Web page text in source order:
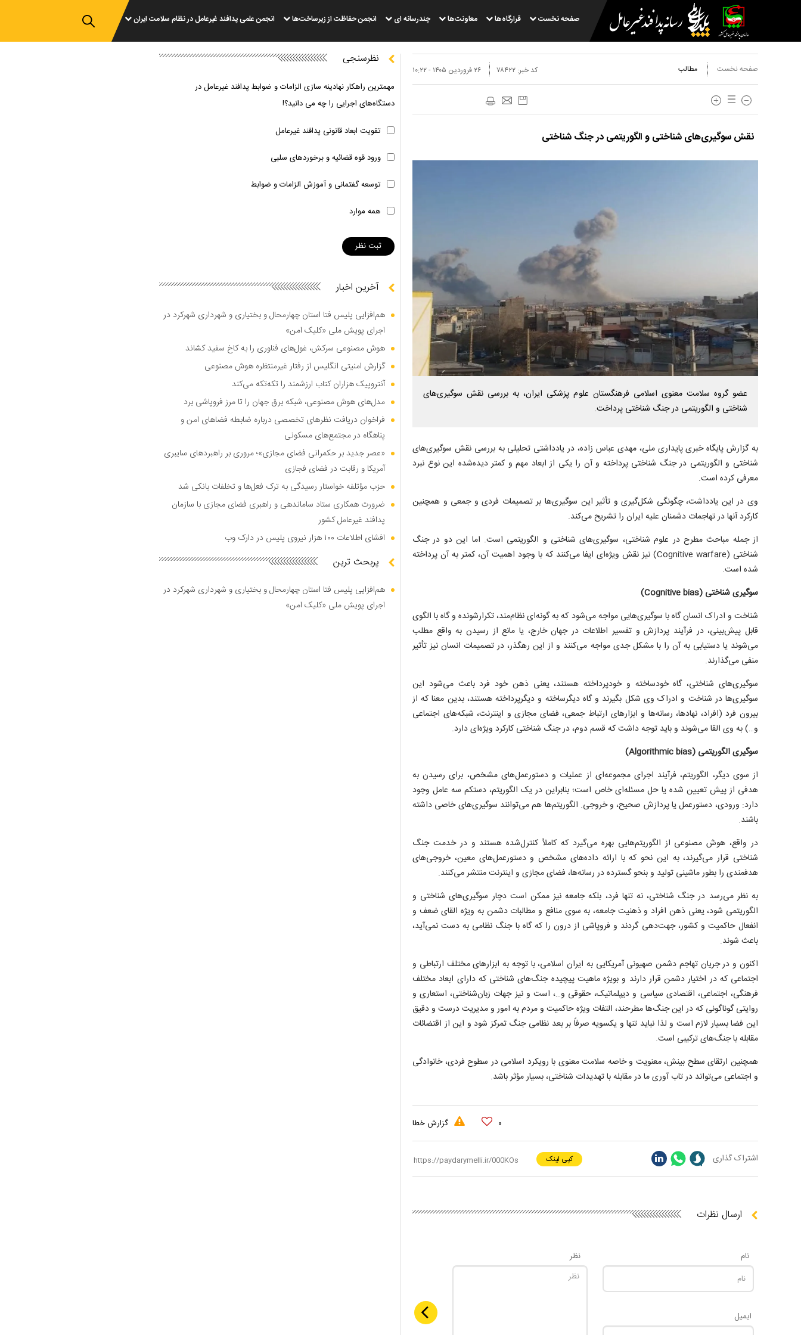
صفحه نخست قرارگاه‌ها معاونت‌ها چندرسانه ای انجمن حفاظت از زیرساخت‌ها انجمن علمی پدافند غیرعامل در نظام سلامت ایران
صفحه نخست مطالب ۲۶ فروردين ۱۴۰۵ - ۱۰:۲۲ کد خبر: ۷۸۴۲۲
نقش سوگیری‌های شناختی و الگوریتمی در جنگ شناختی
عضو گروه سلامت معنوی اسلامی فرهنگستان علوم پزشکی ایران، به بررسی نقش سوگیری‌های
شناختی و الگوریتمی در جنگ شناختی پرداخت.
به گزارش پایگاه خبری پایداری ملی، مهدی عباس زاده، در یادداشتی تحلیلی به بررسی نقش سوگیری‌های
شناختی و الگوریتمی در جنگ شناختی پرداخته و آن را یکی از ابعاد مهم و کمتر دیده‌شده این نوع نبرد
معرفی کرده است.
وی در این یادداشت، چگونگی شکل‌گیری و تأثیر این سوگیری‌ها بر تصمیمات فردی و جمعی و همچنین
کارکرد آنها در تهاجمات دشمنان علیه ایران را تشریح می‌کند.
از جمله مباحث مطرح در علوم شناختی، سوگیری‌های شناختی و الگوریتمی است. اما این دو در جنگ
شناختی (Cognitive warfare) نیز نقش ویژه‌ای ایفا می‌کنند که با وجود اهمیت آن، کمتر به آن پرداخته
شده است.
سوگیری شناختی (Cognitive bias)
شناخت و ادراک انسان گاه با سوگیری‌هایی مواجه می‌شود که به گونه‌ای نظام‌مند، تکرارشونده و گاه با الگوی
قابل پیش‌بینی، در فرآیند پردازش و تفسیر اطلاعات در جهان خارج، یا مانع از رسیدن به واقع مطلب
می‌شوند یا دستیابی به آن را با مشکل جدی مواجه می‌کنند و از این رهگذر، در تصمیمات انسان نیز تأثیر
منفی می‌گذارند.
سوگیری‌های شناختی، گاه خودساخته و خودپرداخته هستند، یعنی ذهن خود فرد باعث می‌شود این
سوگیری‌ها در شناخت و ادراک وی شکل بگیرند و گاه دیگرساخته و دیگرپرداخته هستند، بدین معنا که از
بیرون فرد (افراد، نهادها، رسانه‌ها و ابزار‌های ارتباط جمعی، فضای مجازی و اینترنت، شبکه‌های اجتماعی
و…) به وی القا می‌شوند و باید توجه داشت که قسم دوم، در جنگ شناختی کارکرد ویژه‌ای دارد.
سوگیری الگوریتمی (Algorithmic bias)
از سوی دیگر، الگوریتم، فرآیند اجرای مجموعه‌ای از عملیات و دستورعمل‌های مشخص، برای رسیدن به
هدفی از پیش تعیین شده یا حل مسئله‌ای خاص است؛ بنابراین در یک الگوریتم، دستکم سه عامل وجود
دارد: ورودی، دستورعمل یا پردازش صحیح، و خروجی. الگوریتم‌ها هم می‌توانند سوگیری‌های خاصی داشته
باشند.
در واقع، هوش مصنوعی از الگوریتم‌هایی بهره می‌گیرد که کاملاً کنترل‌شده هستند و در خدمت جنگ
شناختی قرار می‌گیرند، به این نحو که با ارائه داده‌های مشخص و دستورعمل‌های معین، خروجی‌های
هدفمندی را بطور ماشینی تولید و بنحو گسترده در رسانه‌ها، فضای مجازی و اینترنت منتشر می‌کنند.
به نظر می‌رسد در جنگ شناختی، نه تنها فرد، بلکه جامعه نیز ممکن است دچار سوگیری‌های شناختی و
الگوریتمی شود، یعنی ذهن افراد و ذهنیت جامعه، به سوی منافع و مطالبات دشمن به ویژه القای ضعف و
انفعال حاکمیت و کشور، جهت‌دهی گردند و فروپاشی از درون را که گاه با جنگ نظامی به دست نمی‌آید،
باعث شوند.
اکنون و در جریان تهاجم دشمن صهیونی آمریکایی به ایران اسلامی، با توجه به ابزار‌های مختلف ارتباطی و
اجتماعی که در اختیار دشمن قرار دارند و بویژه ماهیت پیچیده جنگ‌های شناختی که دارای ابعاد مختلف
فرهنگی، اجتماعی، اقتصادی سیاسی و دیپلماتیک، حقوقی و…، است و نیز جهات زبان‌شناختی، استعاری و
روایتی گوناگونی که در این جنگ‌ها مطرحند، التفات ویژه حاکمیت و مردم به امور و مدیریت درست و دقیق
این فضا بسیار لازم است و لذا نباید تنها و یکسویه صرفاً بر بعد نظامی جنگ تمرکز شود و این از اقتضائات
مقابله با جنگ‌های ترکیبی است.
همچنین ارتقای سطح بینش، معنویت و خاصه سلامت معنوی با رویکرد اسلامی در سطوح فردی، خانوادگی
و اجتماعی می‌تواند در تاب آوری ما در مقابله با تهدیدات شناختی، بسیار مؤثر باشد.
۰ گزارش خطا
اشتراک گذاری کپی لینک
ارسال نظرات
نام
ایمیل
نظر
نظرسنجی
مهمترین راهکار نهادینه سازی الزامات و ضوابط پدافند غیرعامل در
دستگاه‌های اجرایی را چه می دانید؟!
تقویت ابعاد قانونی پدافند غیرعامل
ورود قوه قضائیه و برخوردهای سلبی
توسعه گفتمانی و آموزش الزامات و ضوابط
همه موارد
آخرین اخبار
هم‌افزایی پلیس فتا استان چهارمحال و بختیاری و شهرداری شهرکرد در
اجرای پویش ملی «کلیک امن»
هوش مصنوعی سرکش، غول‌های فناوری را به کاخ سفید کشاند
گزارش امنیتی انگلیس از رفتار غیرمنتظره هوش مصنوعی
آنتروپیک هزاران کتاب ارزشمند را تکه‌تکه می‌کند
مدل‌های هوش مصنوعی، شبکه برق جهان را تا مرز فروپاشی برد
فراخوان دریافت نظر‌های تخصصی درباره ضابطه فضا‌های امن و
پناهگاه در مجتمع‌های مسکونی
«عصر جدید بر حکمرانی فضای مجازی»؛ مروری بر راهبرد‌های سایبری
آمریکا و رقابت در فضای فجازی
حزب مؤتلفه خواستار رسیدگی به ترک فعل‌ها و تخلفات بانکی شد
ضرورت همکاری ستاد ساماندهی و راهبری فضای مجازی با سازمان
پدافند غیرعامل کشور
افشای اطلاعات ۱۰۰ هزار نیروی پلیس در دارک وب
پربحث ترین
هم‌افزایی پلیس فتا استان چهارمحال و بختیاری و شهرداری شهرکرد در
اجرای پویش ملی «کلیک امن»